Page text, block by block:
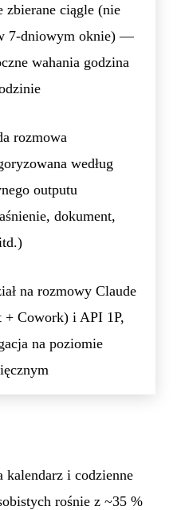
zbierane ciągle (nie
7-dniowym oknie) —
wahania godzina
rozmowa
według
outputu
dokument,
na rozmowy Claude
+ Cowork) i API 1P,
na poziomie
i codzienne
rośnie z ~35 %